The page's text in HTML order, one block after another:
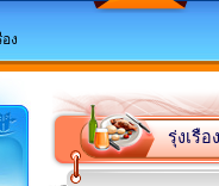
อง
รุ่งเรือง